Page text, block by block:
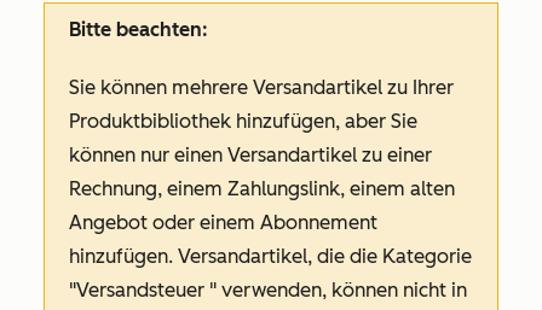
Bitte beachten:
Sie können mehrere Versandartikel zu Ihrer
Produktbibliothek hinzufügen, aber Sie
können nur einen Versandartikel zu einer
Rechnung, einem Zahlungslink, einem alten
Angebot oder einem Abonnement
hinzufügen. Versandartikel, die die Kategorie
"Versandsteuer " verwenden, können nicht in